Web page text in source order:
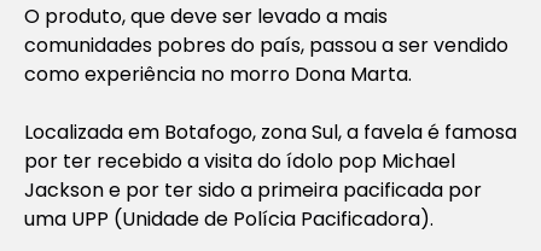
O produto, que deve ser levado a mais
comunidades pobres do país, passou a ser vendido
como experiência no morro Dona Marta.
Localizada em Botafogo, zona Sul, a favela é famosa
por ter recebido a visita do ídolo pop Michael
Jackson e por ter sido a primeira pacificada por
uma UPP (Unidade de Polícia Pacificadora).